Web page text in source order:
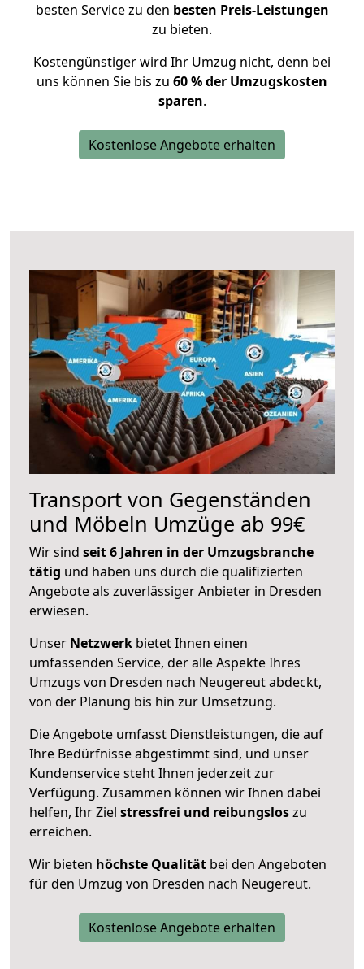
besten Service zu den besten Preis-Leistungen
zu bieten.
Kostengünstiger wird Ihr Umzug nicht, denn bei
uns können Sie bis zu 60 % der Umzugskosten
sparen.
Kostenlose Angebote erhalten
Transport von Gegenständen
und Möbeln Umzüge ab 99€
Wir sind seit 6 Jahren in der Umzugsbranche
tätig und haben uns durch die qualifizierten
Angebote als zuverlässiger Anbieter in Dresden
erwiesen.
Unser Netzwerk bietet Ihnen einen
umfassenden Service, der alle Aspekte Ihres
Umzugs von Dresden nach Neugereut abdeckt,
von der Planung bis hin zur Umsetzung.
Die Angebote umfasst Dienstleistungen, die auf
Ihre Bedürfnisse abgestimmt sind, und unser
Kundenservice steht Ihnen jederzeit zur
Verfügung. Zusammen können wir Ihnen dabei
helfen, Ihr Ziel stressfrei und reibungsloszu
erreichen.
Wir bieten höchste Qualität bei den Angeboten
für den Umzug von Dresden nach Neugereut.
Kostenlose Angebote erhalten